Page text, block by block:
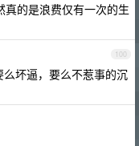
的是浪费仅有一次的生
100
坏逼，要么不惹事的沉